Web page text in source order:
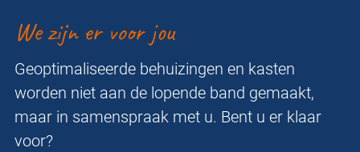
We zijn er voor jou
Geoptimaliseerde behuizingen en kasten
worden niet aan de lopende band gemaakt,
maar in samenspraak met u. Bent u er klaar
voor?